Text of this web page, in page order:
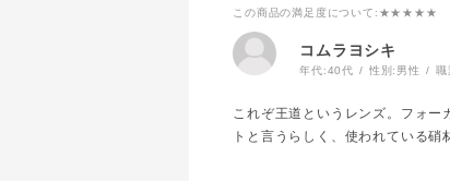
この商品の満足度について :★★★★★
コムラヨシキ
年代:40代 性別: 男性
これぞ王道というレンズ。フォ
トと言うらしく、使われている